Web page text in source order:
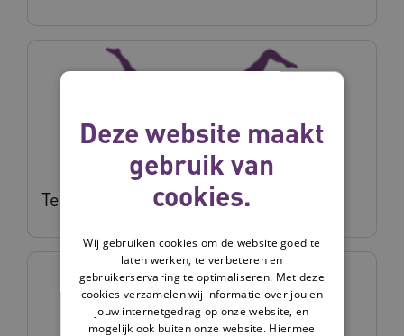
Teamleren.vilans.nl
Deze website maakt
gebruik van
cookies.
Wij gebruiken cookies om de website goed te
laten werken, te verbeteren en
gebruikerservaring te optimaliseren. Met deze
cookies verzamelen wij informatie over jou en
jouw internetgedrag op onze website, en
mogelijk ook buiten onze website. Hiermee